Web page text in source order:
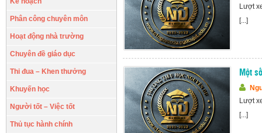
Phân công chuyên môn
Hoạt động nhà trường
Chuyên đề giáo dục
Thi đua – Khen thưởng
Khuyến học
Người tốt – Việc tốt
Thủ tục hành chính
Lượt
[...]
Một
Lượt
[...]